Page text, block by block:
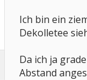
Ich bin ein
Dekolletee
Da ich ja
Abstand